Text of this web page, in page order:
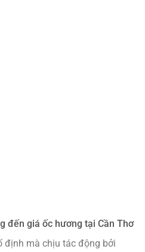
đến giá ốc hương tại Cần Thơ
định mà chịu tác động bởi